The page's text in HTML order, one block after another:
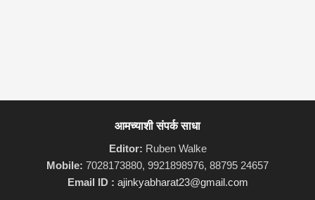
आमच्याशी संपर्क साधा
Editor: Ruben Walke
Mobile: 7028173880, 9921898976, 88795 24657
Email ID : ajinkyabharat23@gmail.com